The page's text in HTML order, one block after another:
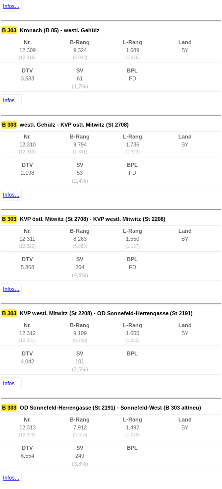
Infos...
B 303 Kronach (B 85) - westl. Gehülz
Nr.
12.309
(12.318)
B-Rang
9.324
(6.922)
L-Rang
1.689
(1.276)
Land
BY
DTV
3.583
SV
61
(1,7%)
BPL
FD
Infos...
B 303 westl. Gehülz - KVP östl. Mitwitz (St 2708)
Nr.
12.310
(12.319)
B-Rang
9.794
(7.391)
L-Rang
1.736
(1.323)
Land
BY
DTV
2.198
SV
53
(2,4%)
BPL
FD
Infos...
B 303 KVP östl. Mitwitz (St 2708) - KVP westl. Mitwitz (St 2208)
Nr.
12.311
(12.320)
B-Rang
8.263
(5.863)
L-Rang
1.550
(1.137)
Land
BY
DTV
5.868
SV
264
(4,5%)
BPL
FD
Infos...
B 303 KVP westl. Mitwitz (St 2208) - OD Sonnefeld-Herrengasse (St 2191)
Nr.
12.312
(12.321)
B-Rang
9.109
(6.708)
L-Rang
1.655
(1.242)
Land
BY
DTV
4.042
SV
101
(2,5%)
BPL
Infos...
B 303 OD Sonnefeld-Herrengasse (St 2191) - Sonnefeld-West (B 303 alt/neu)
Nr.
12.313
(12.322)
B-Rang
7.912
(5.516)
L-Rang
1.492
(1.079)
Land
BY
DTV
6.554
SV
249
(3,8%)
BPL
Infos...